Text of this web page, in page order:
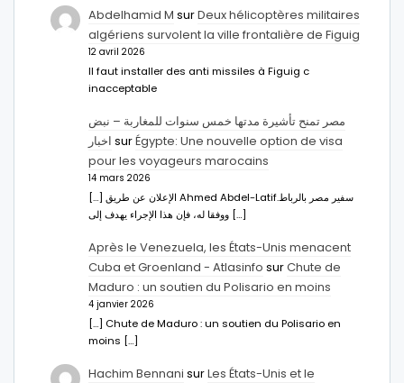
Abdelhamid M surDeux hélicoptères militaires
algériens survolent la ville frontalière de Figuig
12 avril 2026
Il faut installer des anti missiles à Figuig c
inacceptable
مصر تمنح تأشيرة مدتها خمس سنوات للمغاربة – نبض
اخبار surÉgypte: Une nouvelle option de visa
pour les voyageurs marocains
14 mars 2026
[…] الإعلان عن طريق Ahmed Abdel-Latifسفير مصر بالرباط.
ووفقا له، فإن هذا الإجراء يهدف إلى […]
Après le Venezuela, les États-Unis menacent
Cuba et Groenland - Atlasinfo surChute de
Maduro : un soutien du Polisario en moins
4 janvier 2026
[…] Chute de Maduro : un soutien du Polisario en
moins […]
Hachim Bennani surLes États-Unis et le